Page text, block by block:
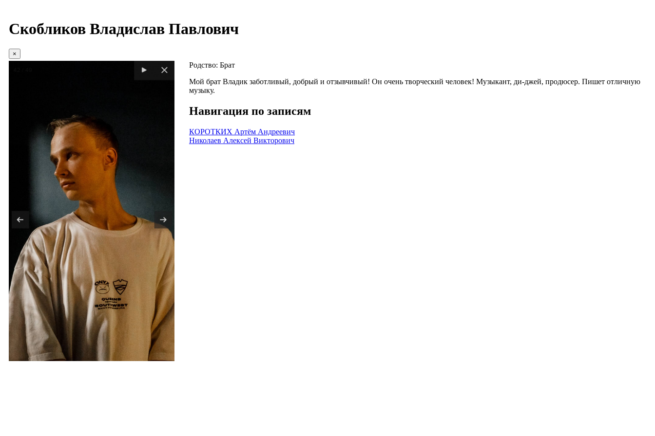
Скобликов Владислав Павлович
×
Родство: Брат
Мой брат Владик заботливый, добрый и отзывчивый! Он очень творческий человек! Музыкант, ди-джей, продюсер. Пишет отличную
музыку.
Навигация по записям
КОРОТКИХ Артём Андреевич
Николаев Алексей Викторович